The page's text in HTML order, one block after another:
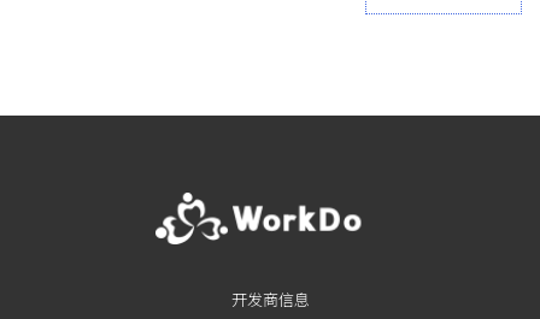
Posts navigation
开发商信息